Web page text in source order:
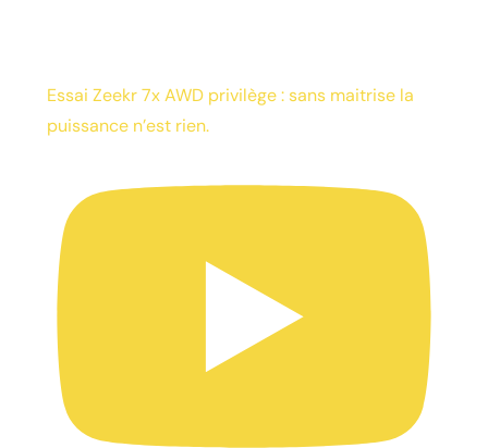
Essai Zeekr 7x AWD privilège : sans maitrise la
puissance n’est rien.